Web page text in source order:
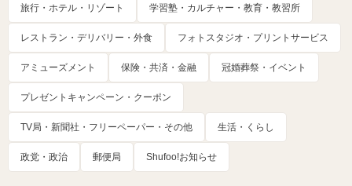
旅行・ホテル・リゾート 学習塾・カルチャー・教育・教習所
レストラン・デリバリー・外食 フォトスタジオ・プリントサービス
アミューズメント 保険・共済・金融 冠婚葬祭・イベント
プレゼントキャンペーン・クーポン
TV局・新聞社・フリーペーパー・その他 生活・くらし
政党・政治 郵便局 Shufoo!お知らせ